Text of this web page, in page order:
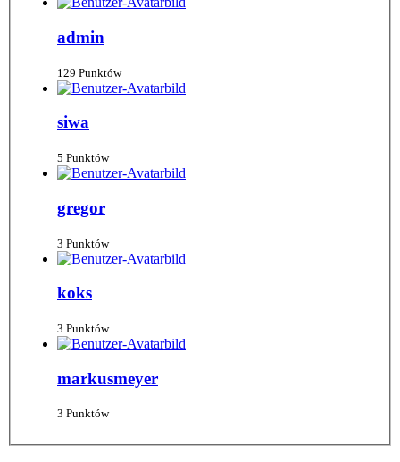
admin
129 Punktów
siwa
5 Punktów
gregor
3 Punktów
koks
3 Punktów
markusmeyer
3 Punktów